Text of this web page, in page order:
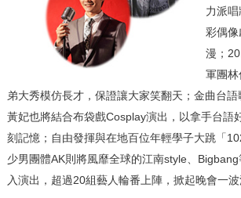
力派
彩偶像
漫；
軍團
弟大秀模仿長才，保證讓大家笑翻天；金曲台語
黃妃也將結合布袋戲Cosplay演出，以拿手台語
刻記憶；自由發揮與在地百位年輕學子大跳「
少男團體AK則將風靡全球的江南style、
入演出，超過20組藝人輪番上陣，掀起晚會一波